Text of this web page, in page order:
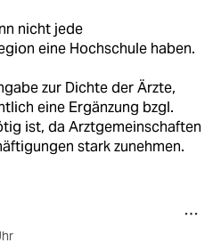
nicht jede
eine Hochschule haben.
zur Dichte der Ärzte,
eine Ergänzung bzgl.
ist, da Arztgemeinschaften
stark zunehmen.